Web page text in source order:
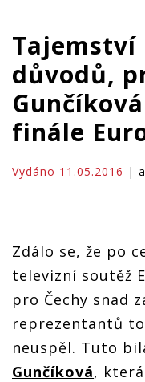
Tajemství
důvodů,
finále
Vydáno 11.05.2016 |
Zdálo se, že po
televizní soutěž
pro Čechy snad
reprezentantů
neuspěl. Tuto
Gunčíková,